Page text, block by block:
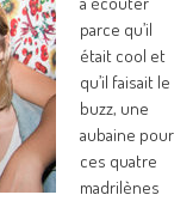
parce qu’il
était cool et
qu’il faisait le
buzz, une
aubaine pour
ces quatre
madrilènes